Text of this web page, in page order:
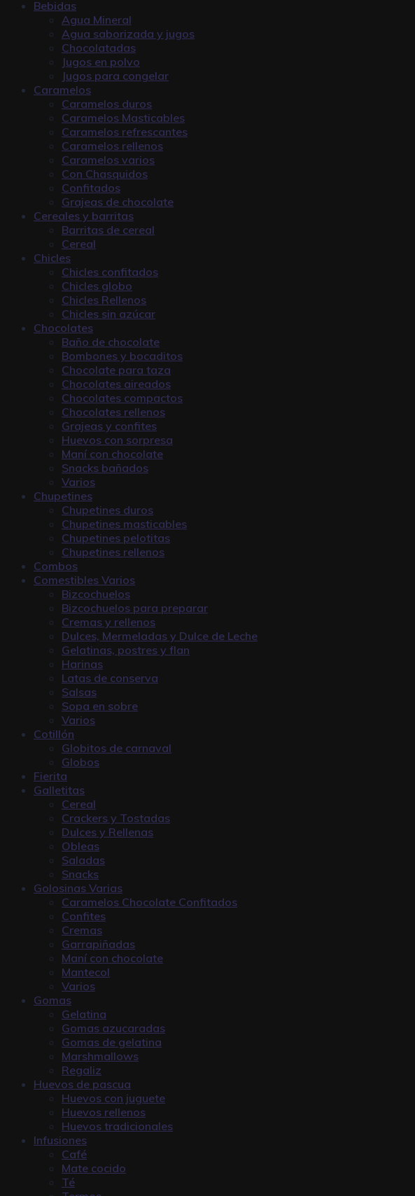
Bebidas
Agua Mineral
Agua saborizada y jugos
Chocolatadas
Jugos en polvo
Jugos para congelar
Caramelos
Caramelos duros
Caramelos Masticables
Caramelos refrescantes
Caramelos rellenos
Caramelos varios
Con Chasquidos
Confitados
Grajeas de chocolate
Cereales y barritas
Barritas de cereal
Cereal
Chicles
Chicles confitados
Chicles globo
Chicles Rellenos
Chicles sin azúcar
Chocolates
Baño de chocolate
Bombones y bocaditos
Chocolate para taza
Chocolates aireados
Chocolates compactos
Chocolates rellenos
Grajeas y confites
Huevos con sorpresa
Maní con chocolate
Snacks bañados
Varios
Chupetines
Chupetines duros
Chupetines masticables
Chupetines pelotitas
Chupetines rellenos
Combos
Comestibles Varios
Bizcochuelos
Bizcochuelos para preparar
Cremas y rellenos
Dulces, Mermeladas y Dulce de Leche
Gelatinas, postres y flan
Harinas
Latas de conserva
Salsas
Sopa en sobre
Varios
Cotillón
Globitos de carnaval
Globos
Fierita
Galletitas
Cereal
Crackers y Tostadas
Dulces y Rellenas
Obleas
Saladas
Snacks
Golosinas Varias
Caramelos Chocolate Confitados
Confites
Cremas
Garrapiñadas
Maní con chocolate
Mantecol
Varios
Gomas
Gelatina
Gomas azucaradas
Gomas de gelatina
Marshmallows
Regaliz
Huevos de pascua
Huevos con juguete
Huevos rellenos
Huevos tradicionales
Infusiones
Café
Mate cocido
Té